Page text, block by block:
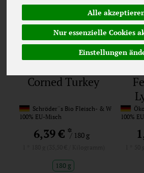
Alle
Nur essenzielle Cookies
Einstellungen
Corned Turkey
Schröder''s Bio Fleisch- & Wurst
100% EU-Misch
6,39 €*/ 180 g
180 g
100%